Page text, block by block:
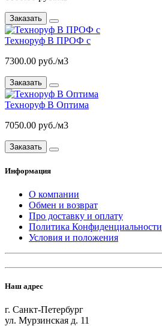
Заказать
Техноруф В ПРОФ с
7300.00 руб./м3
Заказать
Техноруф В Оптима
7050.00 руб./м3
Заказать
Информация
О компании
Обмен и возврат
Про доставку и оплату
Политика Конфиденциальности
Условия и положения
Наш адрес
г. Санкт-Петербург
ул. Мурзинская д. 11